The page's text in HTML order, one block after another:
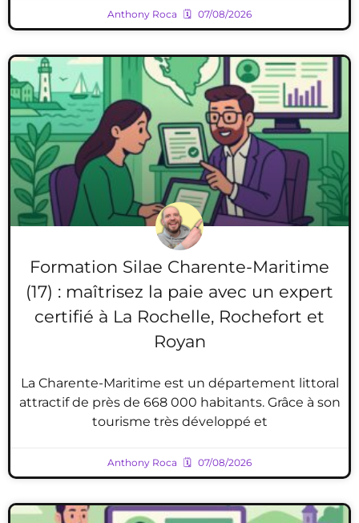
Anthony Roca 07/08/2026
Formation Silae Charente-Maritime
(17) : maîtrisez la paie avec un expert
certifié à La Rochelle, Rochefort et
Royan
La Charente-Maritime est un département littoral
attractif de près de 668 000 habitants. Grâce à son
tourisme très développé et
Anthony Roca 07/08/2026